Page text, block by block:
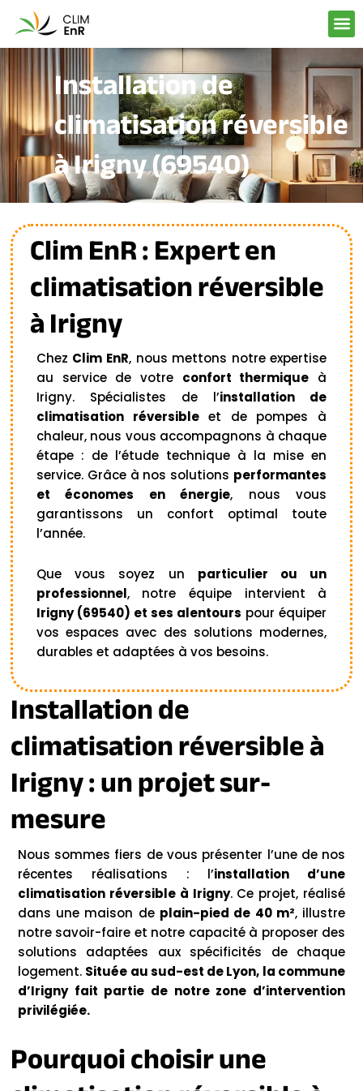
contenu
Installation de
climatisation réversible
à Irigny (69540)
Clim EnR : Expert en
climatisation réversible
à Irigny
Chez Clim EnR, nous mettons notre expertise
au service de votre confort thermique à
Irigny. Spécialistes de l’installation de
climatisation réversibleet de pompes à
chaleur, nous vous accompagnons à chaque
étape : de l’étude technique à la mise en
service. Grâce à nos solutions performantes
et économes en énergie, nous vous
garantissons un confort optimal toute
l’année.
Que vous soyez un particulier ou un
professionnel, notre équipe intervient à
Irigny (69540) et ses alentours pour équiper
vos espaces avec des solutions modernes,
durables et adaptées à vos besoins.
Installation de
climatisation réversible à
Irigny : un projet sur-
mesure
Nous sommes fiers de vous présenter l’une de nos
récentes réalisations : l’installation d’une
climatisation réversible à Irigny. Ce projet, réalisé
dans une maison de plain-pied de 40 m², illustre
notre savoir-faire et notre capacité à proposer des
solutions adaptées aux spécificités de chaque
logement. Située au sud-est de Lyon, la commune
d’Irigny fait partie de notre zone d’intervention
privilégiée.
Pourquoi choisir une